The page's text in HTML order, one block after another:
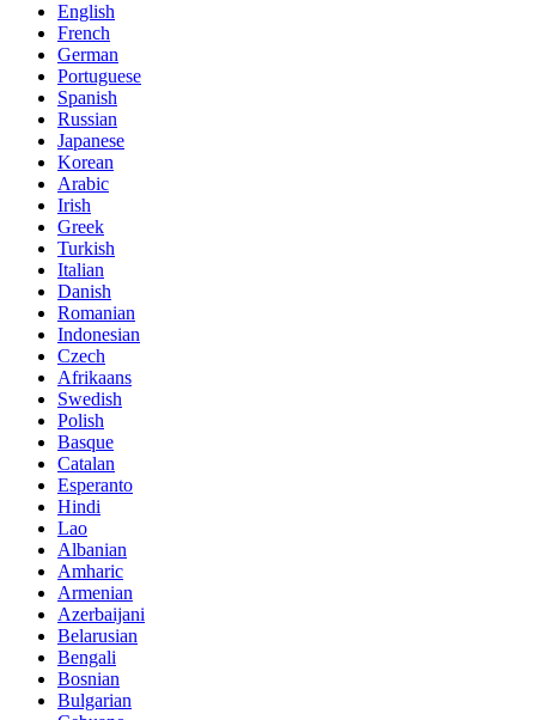
English
French
German
Portuguese
Spanish
Russian
Japanese
Korean
Arabic
Irish
Greek
Turkish
Italian
Danish
Romanian
Indonesian
Czech
Afrikaans
Swedish
Polish
Basque
Catalan
Esperanto
Hindi
Lao
Albanian
Amharic
Armenian
Azerbaijani
Belarusian
Bengali
Bosnian
Bulgarian